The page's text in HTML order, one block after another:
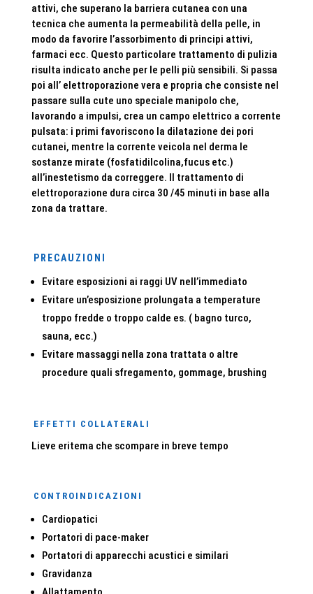
attivi, che superano la barriera cutanea con una
tecnica che aumenta la permeabilità della pelle, in
modo da favorire l’assorbimento di principi attivi,
farmaci ecc. Questo particolare trattamento di pulizia
risulta indicato anche per le pelli più sensibili. Si passa
poi all’ elettroporazione vera e propria che consiste nel
passare sulla cute uno speciale manipolo che,
lavorando a impulsi, crea un campo elettrico a corrente
pulsata: i primi favoriscono la dilatazione dei pori
cutanei, mentre la corrente veicola nel derma le
sostanze mirate (fosfatidilcolina,fucus etc.)
all’inestetismo da correggere. Il trattamento di
elettroporazione dura circa 30 /45 minuti in base alla
zona da trattare.
PRECAUZIONI
Evitare esposizioni ai raggi UV nell’immediato
Evitare un’esposizione prolungata a temperature
troppo fredde o troppo calde es. ( bagno turco,
sauna, ecc.)
Evitare massaggi nella zona trattata o altre
procedure quali sfregamento, gommage, brushing
EFFETTI COLLATERALI
Lieve eritema che scompare in breve tempo
CONTROINDICAZIONI
Cardiopatici
Portatori di pace-maker
Portatori di apparecchi acustici e similari
Gravidanza